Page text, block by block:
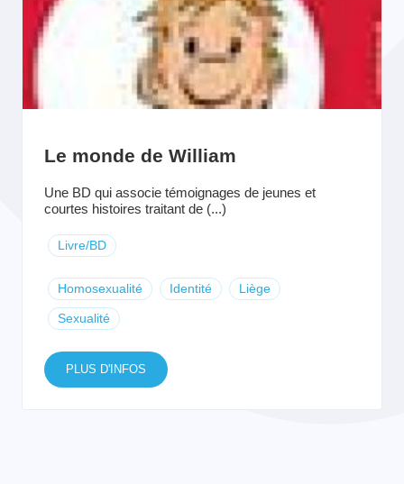
Le monde de William
Une BD qui associe témoignages de jeunes et
courtes histoires traitant de (...)
Livre/BD
Homosexualité Identité Liège
Sexualité
PLUS D'INFOS